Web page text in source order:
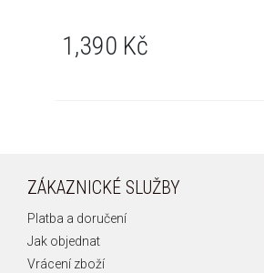
1,390 Kč
ZÁKAZNICKÉ SLUŽBY
Platba a doručení
Jak objednat
Vrácení zboží